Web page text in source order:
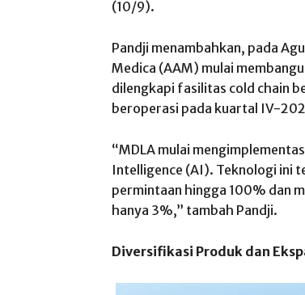
(10/9).
Pandji menambahkan, pada
Medica (AAM) mulai
dilengkapi fasilitas cold chain
beroperasi pada kuartal IV-
“MDLA mulai
Intelligence (AI). Teknologi ini
permintaan hingga 100% dan
hanya 3%,” tambah Pandji.
Diversifikasi Produk dan